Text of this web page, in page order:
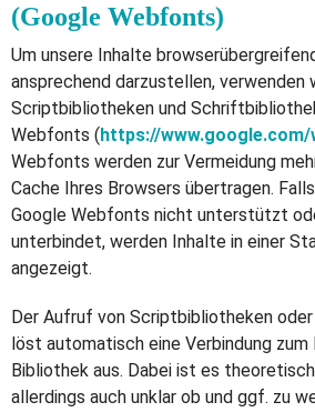
(Google Webfonts)
Um unsere Inhalte
ansprechend darzustellen, verwenden
Scriptbibliotheken und
Webfonts ( https://
Webfonts werden zur Vermeidung
Cache Ihres Browsers übertragen.
Google Webfonts nicht unterstützt
unterbindet, werden Inhalte in einer
angezeigt.
Der Aufruf von Scriptbibliotheken
löst automatisch eine Verbindung
Bibliothek aus. Dabei ist es
allerdings auch unklar ob und ggf. zu